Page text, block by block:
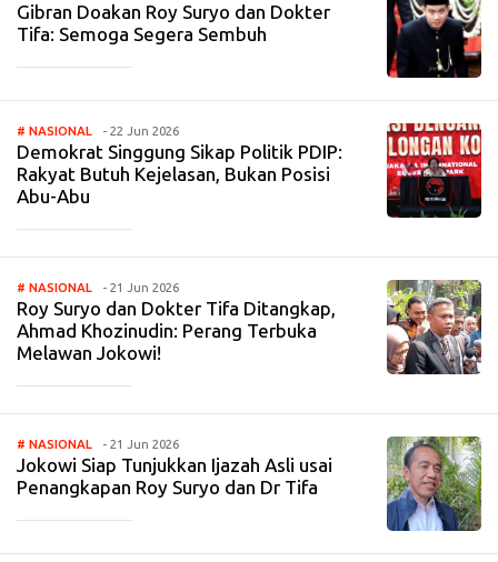
Gibran Doakan Roy Suryo dan Dokter
Tifa: Semoga Segera Sembuh
# NASIONAL - 22 Jun 2026
Demokrat Singgung Sikap Politik PDIP:
Rakyat Butuh Kejelasan, Bukan Posisi
Abu-Abu
# NASIONAL - 21 Jun 2026
Roy Suryo dan Dokter Tifa Ditangkap,
Ahmad Khozinudin: Perang Terbuka
Melawan Jokowi!
# NASIONAL - 21 Jun 2026
Jokowi Siap Tunjukkan Ijazah Asli usai
Penangkapan Roy Suryo dan Dr Tifa